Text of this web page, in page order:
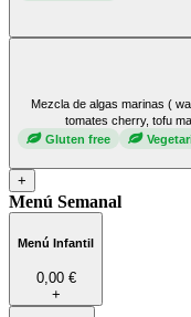
Mezcla de algas marinas (
tomates cherry, tofu
Gluten free
+
Menú Semanal
Menú Infantil
0,00 €
+